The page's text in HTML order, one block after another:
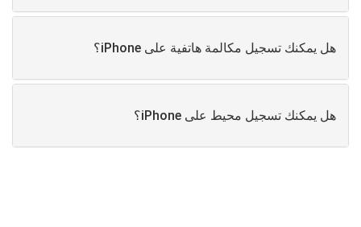
هل يمكنك تسجيل مكالمة هاتفية على iPhone؟
هل يمكنك تسجيل محيط على iPhone؟